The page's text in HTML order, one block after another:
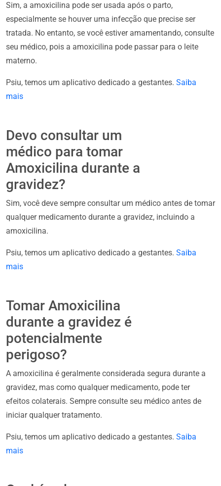
Sim, a amoxicilina pode ser usada após o parto,
especialmente se houver uma infecção que precise ser
tratada. No entanto, se você estiver amamentando, consulte
seu médico, pois a amoxicilina pode passar para o leite
materno.
Psiu, temos um aplicativo dedicado a gestantes. Saiba
mais
Devo consultar um
médico para tomar
Amoxicilina durante a
gravidez?
Sim, você deve sempre consultar um médico antes de tomar
qualquer medicamento durante a gravidez, incluindo a
amoxicilina.
Psiu, temos um aplicativo dedicado a gestantes. Saiba
mais
Tomar Amoxicilina
durante a gravidez é
potencialmente
perigoso?
A amoxicilina é geralmente considerada segura durante a
gravidez, mas como qualquer medicamento, pode ter
efeitos colaterais. Sempre consulte seu médico antes de
iniciar qualquer tratamento.
Psiu, temos um aplicativo dedicado a gestantes. Saiba
mais